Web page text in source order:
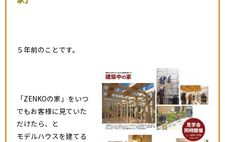
５年前のことです。
「ZENKOの家」をいつ
でもお客様に見ていた
だけたら、と
モデルハウスを建てる